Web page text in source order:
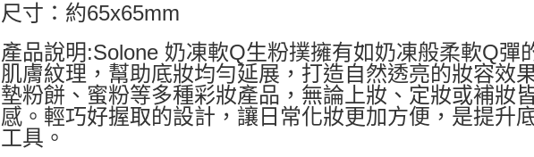
尺寸：約65x65mm
產品說明:Solone 奶凍軟Q生粉撲擁有如奶凍般柔軟Q彈
肌膚紋理，幫助底妝均勻延展，打造自然透亮的妝容效
墊粉餅、蜜粉等多種彩妝產品，無論上妝、定妝或補妝
感。輕巧好握取的設計，讓日常化妝更加方便，是提升
工具。